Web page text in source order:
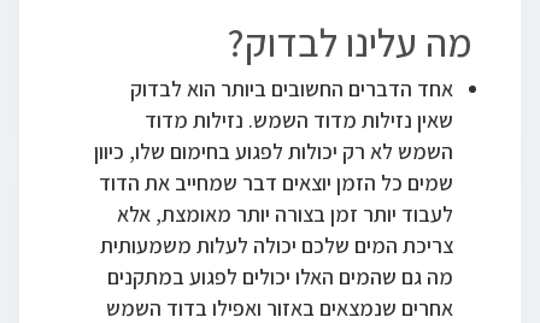
מה עלינו לבדוק?
אחד הדברים החשובים ביותר הוא לבדוק
שאין נזילות מדוד השמש. נזילות מדוד
השמש לא רק יכולות לפגוע בחימום שלו, כיוון
שמים כל הזמן יוצאים דבר שמחייב את הדוד
לעבוד יותר זמן בצורה יותר מאומצת, אלא
צריכת המים שלכם יכולה לעלות משמעותית
מה גם שהמים האלו יכולים לפגוע במתקנים
אחרים שנמצאים באזור ואפילו בדוד השמש